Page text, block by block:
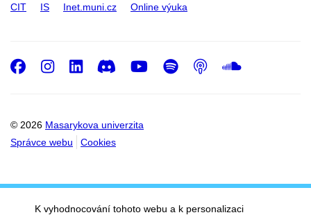
CIT IS Inet.muni.cz Online výuka
© 2026 Masarykova univerzita
Správce webu
Cookies
Facebook
Instagram
LinkedIn
DiscordYoutube
Spotify
Podcast
K vyhodnocování tohoto webu a k personalizaci